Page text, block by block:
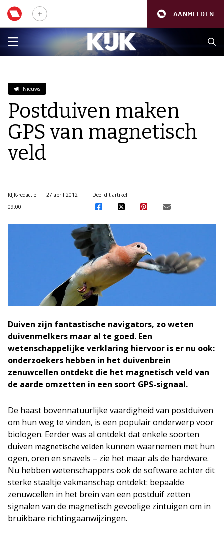
AANMELDEN
Nieuws
Postduiven maken
GPS van magnetisch
veld
KIJK-redactie
27 april 2012
09:00
Deel dit artikel:
Duiven zijn fantastische navigators, zo weten
duivenmelkers maar al te goed. Een
wetenschappelijke verklaring hiervoor is er nu ook:
onderzoekers hebben in het duivenbrein
zenuwcellen ontdekt die het magnetisch veld van
de aarde omzetten in een soort GPS-signaal.
De haast bovennatuurlijke vaardigheid van postduiven
om hun weg te vinden, is een populair onderwerp voor
biologen. Eerder was al ontdekt dat enkele soorten
duiven magnetische velden kunnen waarnemen met hun
ogen, oren en snavels – zie het maar als de hardware.
Nu hebben wetenschappers ook de software achter dit
sterke staaltje vakmanschap ontdekt: bepaalde
zenuwcellen in het brein van een postduif zetten
signalen van de magnetisch gevoelige zintuigen om in
bruikbare richtingaanwijzingen.